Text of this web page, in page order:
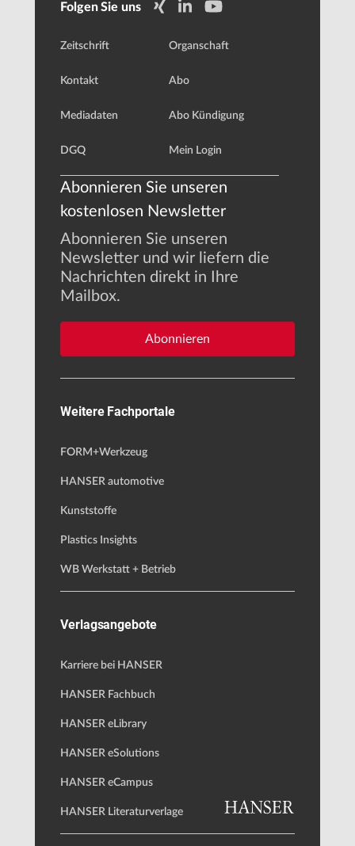
Folgen Sie uns
Zeitschrift
Kontakt
Mediadaten
DGQ
Organschaft
Abo
Abo Kündigung
Mein Login
Abonnieren Sie unseren
kostenlosen Newsletter
Abonnieren Sie unseren
Newsletter und wir liefern die
Nachrichten direkt in Ihre
Mailbox.
Abonnieren
Weitere Fachportale
FORM+Werkzeug
HANSER automotive
Kunststoffe
Plastics Insights
WB Werkstatt + Betrieb
Verlagsangebote
Karriere bei HANSER
HANSER Fachbuch
HANSER eLibrary
HANSER eSolutions
HANSER eCampus
HANSER Literaturverlage